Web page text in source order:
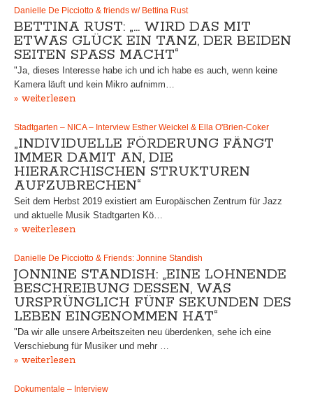
Danielle De Picciotto & friends w/ Bettina Rust
BETTINA RUST: „… WIRD DAS MIT
ETWAS GLÜCK EIN TANZ, DER BEIDEN
SEITEN SPASS MACHT“
"Ja, dieses Interesse habe ich und ich habe es auch, wenn keine
Kamera läuft und kein Mikro aufnimm…
» weiterlesen
Stadtgarten – NICA – Interview Esther Weickel & Ella O'Brien-Coker
„INDIVIDUELLE FÖRDERUNG FÄNGT
IMMER DAMIT AN, DIE
HIERARCHISCHEN STRUKTUREN
AUFZUBRECHEN“
Seit dem Herbst 2019 existiert am Europäischen Zentrum für Jazz
und aktuelle Musik Stadtgarten Kö…
» weiterlesen
Danielle De Picciotto & Friends: Jonnine Standish
JONNINE STANDISH: „EINE LOHNENDE
BESCHREIBUNG DESSEN, WAS
URSPRÜNGLICH FÜNF SEKUNDEN DES
LEBEN EINGENOMMEN HAT“
"Da wir alle unsere Arbeitszeiten neu überdenken, sehe ich eine
Verschiebung für Musiker und mehr …
» weiterlesen
Dokumentale – Interview